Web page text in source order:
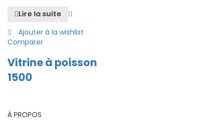
Lire la suite
Ajouter à la wishlist
Comparer
Vitrine à poisson
1500
À PROPOS